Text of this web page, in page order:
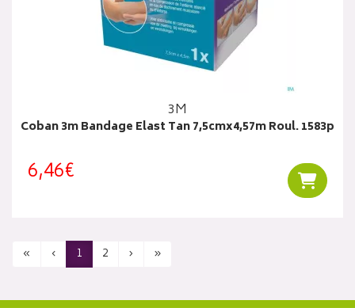
3M
Coban 3m Bandage Elast Tan 7,5cmx4,57m Roul. 1583p
6,46€
« ‹ 1 2 › »